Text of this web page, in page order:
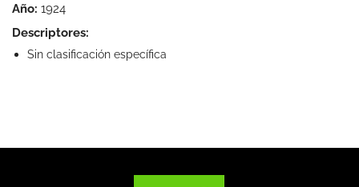
Año: 1924
Descriptores:
Sin clasificación específica